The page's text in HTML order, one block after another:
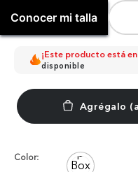
Conocer mi talla
¡Este producto está
disponible
Color: